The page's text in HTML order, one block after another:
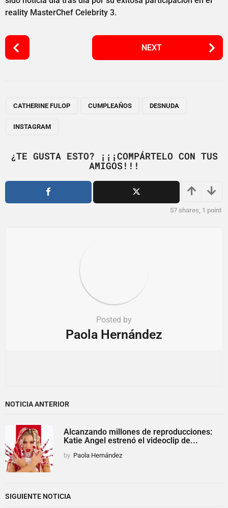
reality MasterChef Celebrity 3.
P
o
i
o
NEXT
CATHERINE FULOP CUMPLEAÑOS DESNUDA
INSTAGRAM
¿TE GUSTA ESTO? ¡¡¡COMPÁRTELO CON TUS
AMIGOS!!!
57 shares, 1 point
Posted by
Paola Hernández
NOTICIA ANTERIOR
Alcanzando millones de reproducciones:
Katie Angel estrenó el videoclip de...
by Paola Hernández
SIGUIENTE NOTICIA